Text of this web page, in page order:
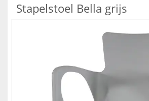
Stapelstoel Bella grijs